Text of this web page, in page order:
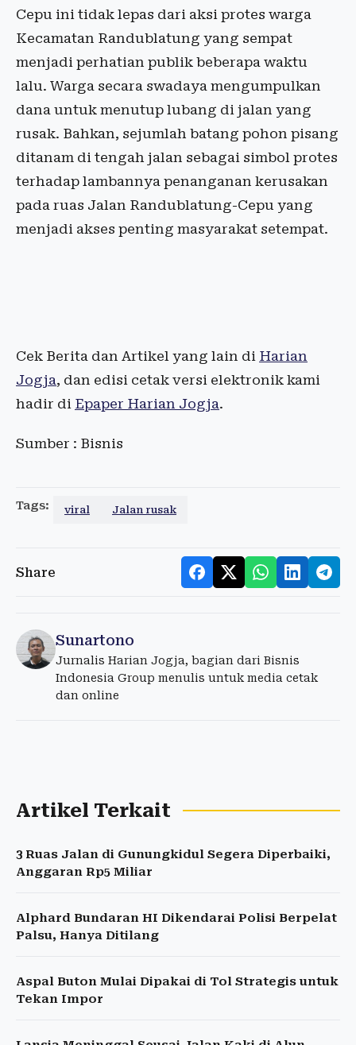
Cepu ini tidak lepas dari aksi protes warga
Kecamatan Randublatung yang sempat
menjadi perhatian publik beberapa waktu
lalu. Warga secara swadaya mengumpulkan
dana untuk menutup lubang di jalan yang
rusak. Bahkan, sejumlah batang pohon pisang
ditanam di tengah jalan sebagai simbol protes
terhadap lambannya penanganan kerusakan
pada ruas Jalan Randublatung-Cepu yang
menjadi akses penting masyarakat setempat.
Cek Berita dan Artikel yang lain di Harian
Jogja, dan edisi cetak versi elektronik kami
hadir di Epaper Harian Jogja.
Sumber : Bisnis
Tags: viral Jalan rusak
Share
Sunartono
Jurnalis Harian Jogja, bagian dari Bisnis
Indonesia Group menulis untuk media cetak
dan online
Artikel Terkait
3 Ruas Jalan di Gunungkidul Segera Diperbaiki,
Anggaran Rp5 Miliar
Alphard Bundaran HI Dikendarai Polisi Berpelat
Palsu, Hanya Ditilang
Aspal Buton Mulai Dipakai di Tol Strategis untuk
Tekan Impor